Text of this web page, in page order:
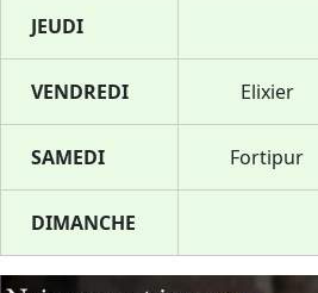
JEUDI
VENDREDI Elixier
SAMEDI Fortipur
DIMANCHE